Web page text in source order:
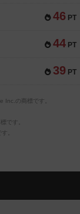
46 PT
44 PT
39 PT
Inc.の商標です。
です。
。